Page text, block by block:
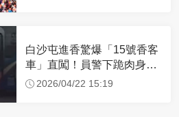
白沙屯進香驚爆「15號香客
車」直闖！員警下跪肉身擋
車：讓行人先過
2026/04/22 15:19